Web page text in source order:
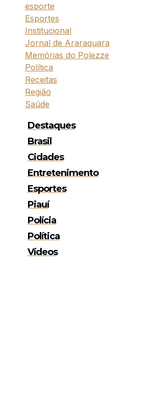
esporte
Esportes
Institucional
Jornal de Araraquara
Memórias do Polezze
Política
Receitas
Região
Saúde
Destaques
Brasil
Cidades
Entretenimento
Esportes
Piauí
Polícia
Política
Vídeos